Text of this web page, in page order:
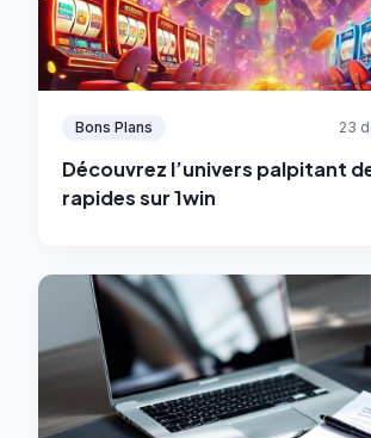
Bons Plans 23
Découvrez l’univers palpitant
rapides sur 1win